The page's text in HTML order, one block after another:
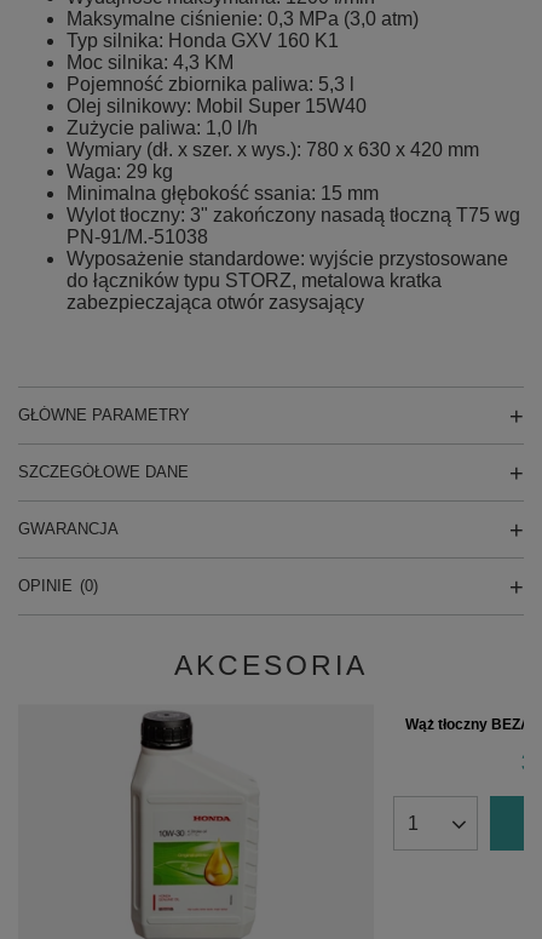
Maksymalne ciśnienie: 0,3 MPa (3,0 atm)
Typ silnika: Honda GXV 160 K1
Moc silnika: 4,3 KM
Pojemność zbiornika paliwa: 5,3 l
Olej silnikowy: Mobil Super 15W40
Zużycie paliwa: 1,0 l/h
Wymiary (dł. x szer. x wys.): 780 x 630 x 420 mm
Waga: 29 kg
Minimalna głębokość ssania: 15 mm
Wylot tłoczny: 3" zakończony nasadą tłoczną T75 wg
PN-91/M.-51038
Wyposażenie standardowe: wyjście przystosowane
do łączników typu STORZ, metalowa kratka
zabezpieczająca otwór zasysający
GŁÓWNE PARAMETRY
SZCZEGÓŁOWE DANE
GWARANCJA
OPINIE (0)
AKCESORIA
Wąż tłoczny